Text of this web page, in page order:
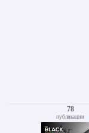
78
публикации